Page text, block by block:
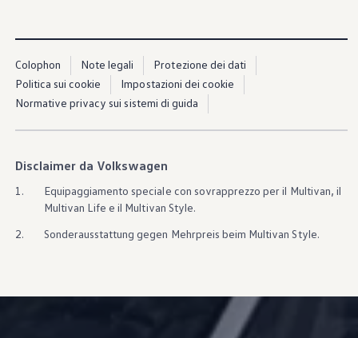
Spie di controllo blu
WLTP
Carburante diesel XTL
Richiamo di sicurezza degli airbag
Servizi digitali e app
VW Connect
Il manuale digitale
App California
Car-Net
Video tutorial di veicolo
Van Journal
Le generazioni del van Volkswagen
Panoramica delle categorie dei veicoli
Colophon Note legali
Protezione dei dati
Politica sui cookie
Impostazioni dei cookie
Normative privacy sui sistemi di guida
Disclaimer da Volkswagen
1.
Equipaggiamento speciale con sovrapprezzo per il Multivan, il
Multivan Life e il Multivan Style.
2.
Sonderausstattung gegen Mehrpreis beim Multivan Style.